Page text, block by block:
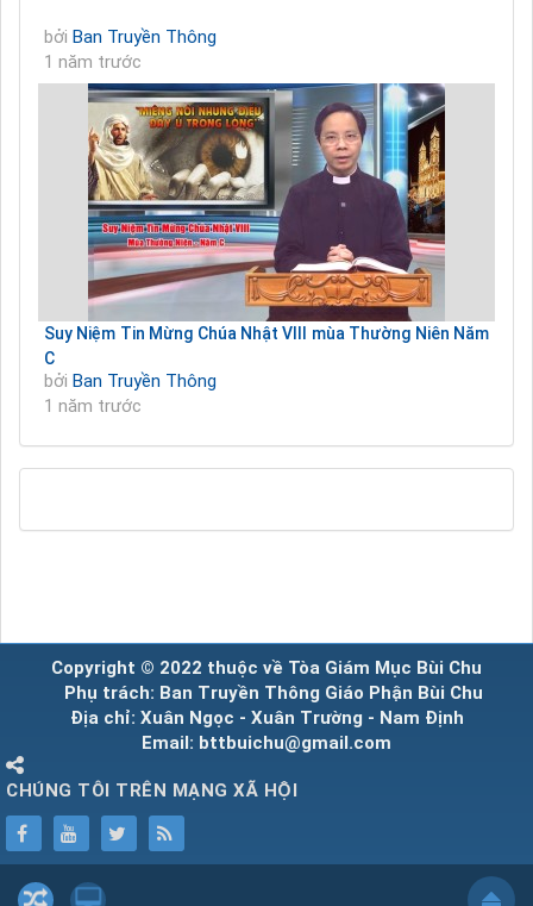
bởi Ban Truyền Thông
1 năm trước
Suy Niệm Tin Mừng Chúa Nhật VIII mùa Thường Niên Năm
C
bởi Ban Truyền Thông
1 năm trước
Copyright © 2022 thuộc về Tòa Giám Mục Bùi Chu
Phụ trách: Ban Truyền Thông Giáo Phận Bùi Chu
Địa chỉ: Xuân Ngọc - Xuân Trường - Nam Định
Email: bttbuichu@gmail.com
CHÚNG TÔI TRÊN MẠNG XÃ HỘI